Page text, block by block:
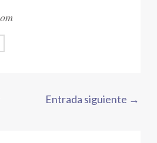
Entrada siguiente →